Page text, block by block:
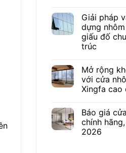
Giải pháp
dựng
giấu đố
trúc
Mở rộng
với cửa
Xingfa cao
Báo giá
chính
2026